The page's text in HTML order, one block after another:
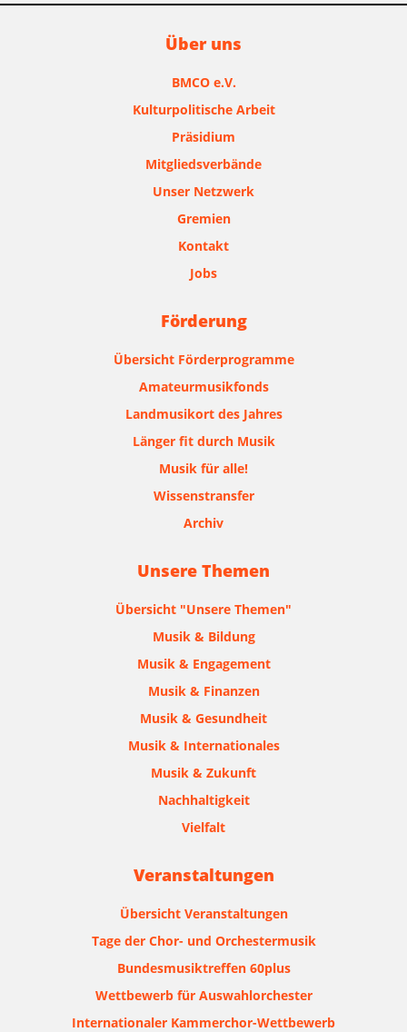
Über uns
BMCO e.V.
Kulturpolitische Arbeit
Präsidium
Mitgliedsverbände
Unser Netzwerk
Gremien
Kontakt
Jobs
Förderung
Übersicht Förderprogramme
Amateurmusikfonds
Landmusikort des Jahres
Länger fit durch Musik
Musik für alle!
Wissenstransfer
Archiv
Unsere Themen
Übersicht "Unsere Themen"
Musik & Bildung
Musik & Engagement
Musik & Finanzen
Musik & Gesundheit
Musik & Internationales
Musik & Zukunft
Nachhaltigkeit
Vielfalt
Veranstaltungen
Übersicht Veranstaltungen
Tage der Chor- und Orchestermusik
Bundesmusiktreffen 60plus
Wettbewerb für Auswahlorchester
Internationaler Kammerchor-Wettbewerb